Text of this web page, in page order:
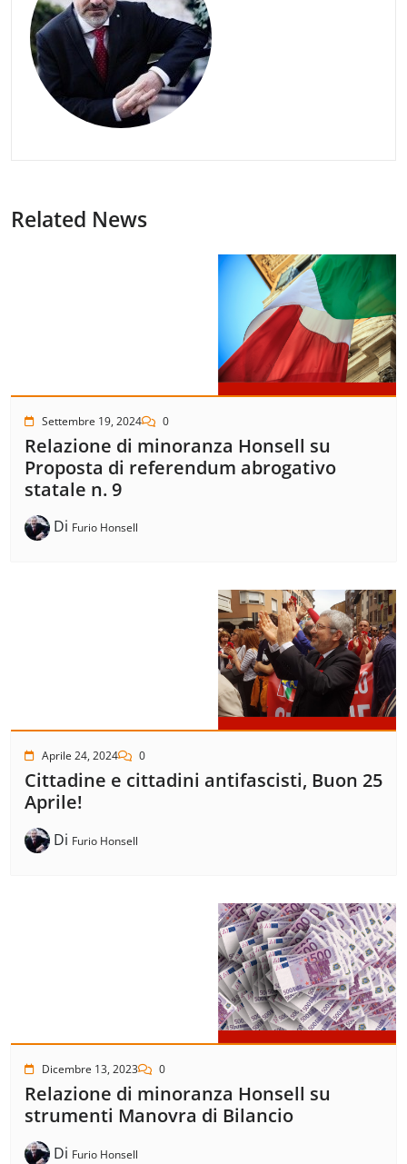
Related News
Settembre 19, 2024 0
Relazione di minoranza Honsell su
Proposta di referendum abrogativo
statale n. 9
Di Furio Honsell
Aprile 24, 2024 0
Cittadine e cittadini antifascisti, Buon 25
Aprile!
Di Furio Honsell
Dicembre 13, 2023 0
Relazione di minoranza Honsell su
strumenti Manovra di Bilancio
Di Furio Honsell